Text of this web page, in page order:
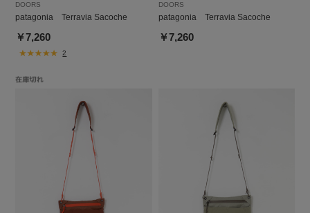
DOORS
patagonia Terravia Sacoche
￥7,260
2
DOORS
patagonia Terravia Sacoche
￥7,260